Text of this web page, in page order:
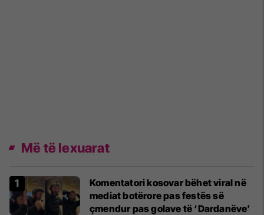
Më të lexuarat
Komentatori kosovar bëhet viral në
mediat botërore pas festës së
çmendur pas golave të ‘Dardanëve’